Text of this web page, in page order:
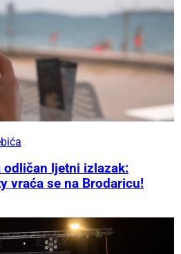
odličan ljetni izlazak:
vraća se na Brodaricu!